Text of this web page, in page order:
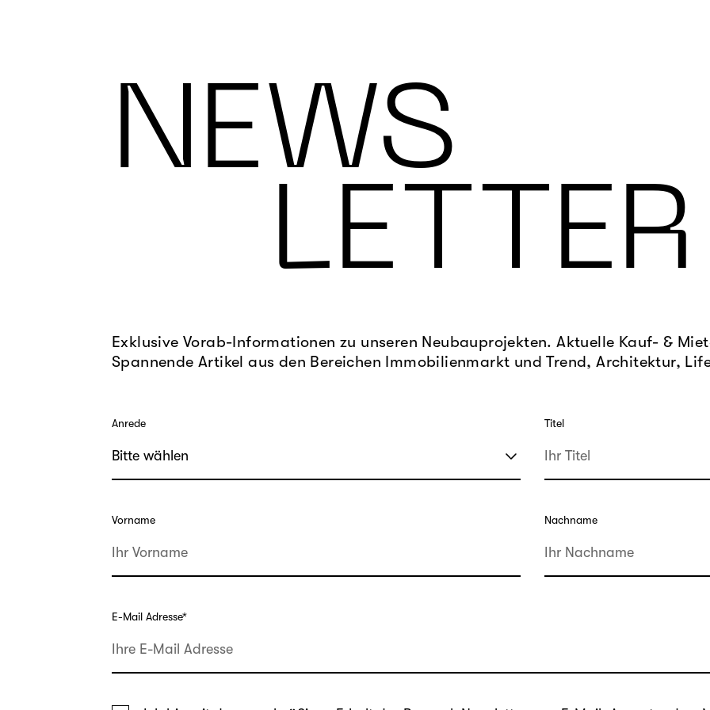
NEWS
LETTER
Exklusive Vorab-Informationen zu unseren Neubauprojekten. Aktuelle Kauf- &
Spannende Artikel aus den Bereichen Immobilienmarkt und Trend, Architektur,
Anrede Titel
Vorname Nachname
E-Mail Adresse*